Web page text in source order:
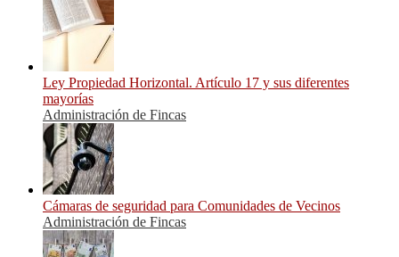
Ley Propiedad Horizontal. Artículo 17 y sus diferentes
mayorías
Administración de Fincas
Cámaras de seguridad para Comunidades de Vecinos
Administración de Fincas